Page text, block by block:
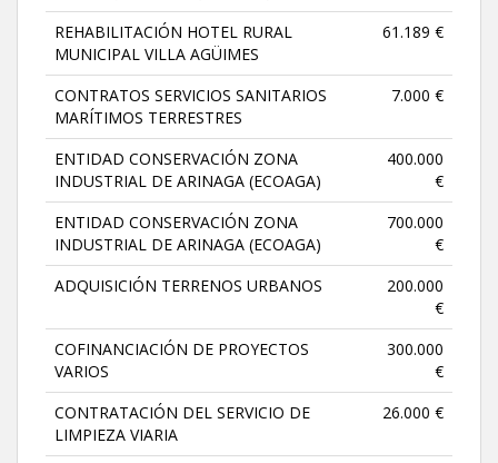
REHABILITACIÓN HOTEL RURAL
MUNICIPAL VILLA AGÜIMES
61.189 €
CONTRATOS SERVICIOS SANITARIOS
MARÍTIMOS TERRESTRES
7.000 €
ENTIDAD CONSERVACIÓN ZONA
INDUSTRIAL DE ARINAGA (ECOAGA)
400.000
€
ENTIDAD CONSERVACIÓN ZONA
INDUSTRIAL DE ARINAGA (ECOAGA)
700.000
€
ADQUISICIÓN TERRENOS URBANOS
200.000
€
COFINANCIACIÓN DE PROYECTOS
VARIOS
300.000
€
CONTRATACIÓN DEL SERVICIO DE
LIMPIEZA VIARIA
26.000 €